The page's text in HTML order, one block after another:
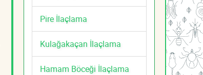
Pire İlaçlama
Kulağakaçan İlaçlama
Hamam Böceği İlaçlama